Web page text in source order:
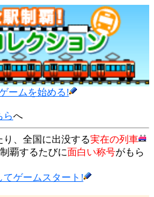
ームを始める!
らへ
り、全国に出没する実在の列車
覇するたびに面白い称号がもら
てゲームスタート!